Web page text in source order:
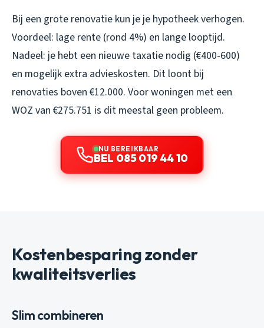
Bij een grote renovatie kun je je hypotheek verhogen.
Voordeel: lage rente (rond 4%) en lange looptijd.
Nadeel: je hebt een nieuwe taxatie nodig (€400-600)
en mogelijk extra advieskosten. Dit loont bij
renovaties boven €12.000. Voor woningen met een
WOZ van €275.751 is dit meestal geen probleem.
NU BEREIKBAAR
BEL 085 019 44 10
Kostenbesparing zonder
kwaliteitsverlies
Slim combineren